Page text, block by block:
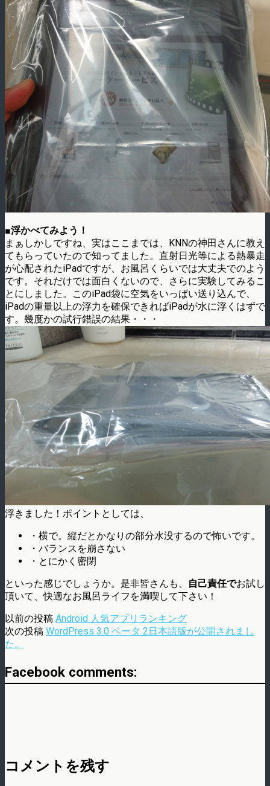
■浮かべてみよう！
まぁしかしですね、実はここまでは、KNNの神田さんに教え
てもらっていたので知ってました。直射日光等による熱暴走
が心配されたiPadですが、お風呂くらいでは大丈夫でのよう
です。それだけでは面白くないので、さらに実験してみるこ
とにしました。このiPad袋に空気をいっぱい送り込んで、
iPadの重量以上の浮力を確保できればiPadが水に浮くはずで
す。幾度かの試行錯誤の結果・・・
浮きました！ポイントとしては、
・横で。縦だとかなりの部分水没するので怖いです。
・バランスを崩さない
・とにかく密閉
といった感じでしょうか。是非皆さんも、
自己責任でお試し
頂いて、快適なお風呂ライフを満喫して下さい！
以前の投稿 Android 人気アプリランキング
次の投稿 WordPress 3.0 ベータ 2日本語版が公開されまし
た。
Facebook comments:
コメントを残す